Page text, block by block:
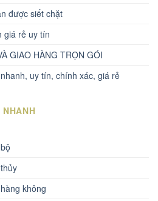
được siết chặt
giá rẻ uy tín
GIAO HÀNG TRỌN GÓI
uy tín, chính xác, giá rẻ
NHANH
không